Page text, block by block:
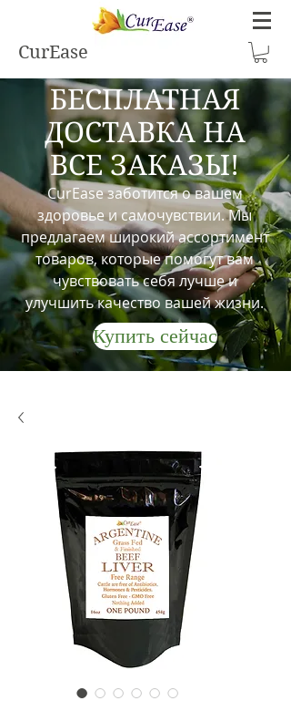
CurEase
БЕСПЛАТНАЯ
ДОСТАВКА НА
ВСЕ ЗАКАЗЫ!
CurEase заботится о вашем
здоровье и самочувствии. Мы
предлагаем широкий ассортимент
товаров, которые помогут вам
чувствовать себя лучше и
улучшить качество вашей жизни.
Купить сейчас